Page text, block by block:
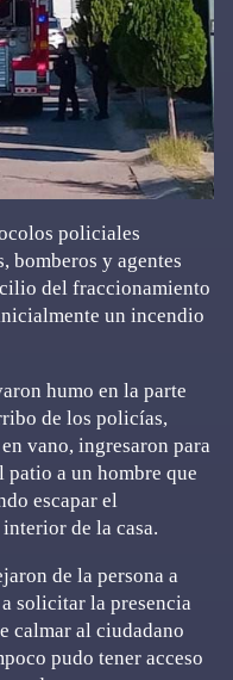
policiales
bomberos y agentes
del fraccionamiento
un incendio
humo en la parte
de los policías,
vano, ingresaron para
a un hombre que
escapar el
de la casa.
de la persona a
solicitar la presencia
calmar al ciudadano
pudo tener acceso